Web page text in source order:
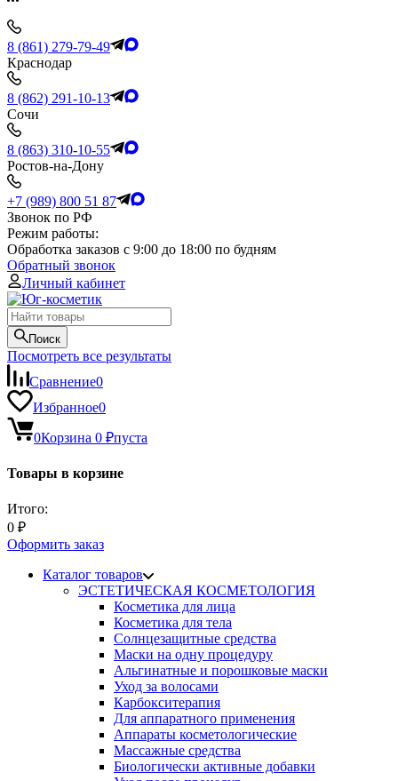
8 (861) 279-79-49
Краснодар
8 (862) 291-10-13
Сочи
8 (863) 310-10-55
Ростов-на-Дону
+7 (989) 800 51 87
Звонок по РФ
Режим работы:
Обработка заказов с 9:00 до 18:00 по будням
Обратный звонок
Личный кабинет
Поиск
Посмотреть все результаты
Сравнение0
Избранное0
0Корзина 0 ₽пуста
Товары в корзине
Итого:
0 ₽
Оформить заказ
Каталог товаров
ЭСТЕТИЧЕСКАЯ КОСМЕТОЛОГИЯ
Косметика для лица
Косметика для тела
Солнцезащитные средства
Маски на одну процедуру
Альгинатные и порошковые маски
Уход за волосами
Карбокситерапия
Для аппаратного применения
Аппараты косметологические
Массажные средства
Биологически активные добавки